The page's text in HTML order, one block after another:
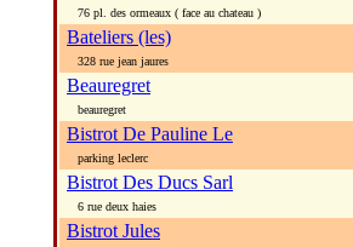
76 pl. des ormeaux ( face au chateau )
Bateliers (les)
328 rue jean jaures
Beauregret
beauregret
Bistrot De Pauline Le
parking leclerc
Bistrot Des Ducs Sarl
6 rue deux haies
Bistrot Jules